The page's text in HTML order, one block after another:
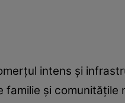
intens și
și comunitățile